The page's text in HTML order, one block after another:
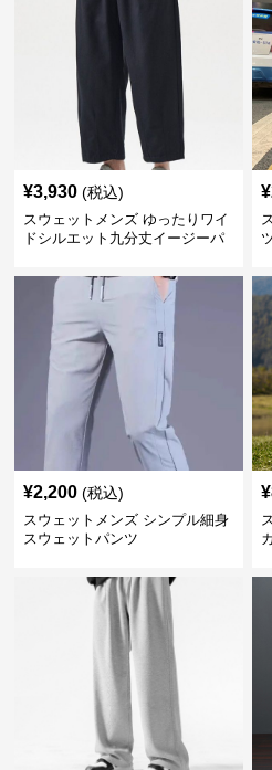
¥3,930 (税込)
スウェットメンズ ゆったりワイ
ドシルエット九分丈イージーパ
¥
¥2,200 (税込)
スウェットメンズ シンプル細身
スウェットパンツ
¥